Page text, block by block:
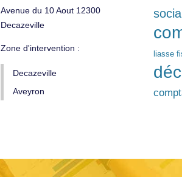
Avenue du 10 Aout 12300
Decazeville
Zone d'intervention :
Decazeville
Aveyron
liasse